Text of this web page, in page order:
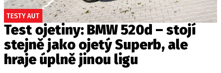
TESTY AUT
Test ojetiny: BMW 520d – stojí
stejně jako ojetý Superb, ale
hraje úplně jinou ligu